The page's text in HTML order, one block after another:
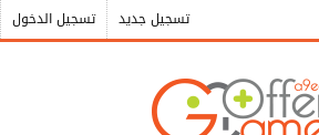
تسجيل الدخول تسجيل جديد